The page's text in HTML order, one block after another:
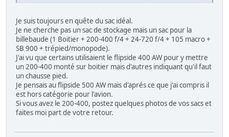
Je suis toujours en quête du sac idéal.
Je ne cherche pas un sac de stockage mais un sac pour la
billebaude (1 Boitier + 200-400 f/4 + 24-720 f/4 + 105 macro +
SB 900 + trépied/monopode).
J'ai vu que certains utilisaient le flipside 400 AW pour y mettre
un 200-400 monté sur boitier mais d'autres indiquant qu'il faut
un chausse pied.
Je pensais au flipside 500 AW mais d'aprés ce que j'ai compris il
est hors catégorie pour l'avion.
Si vous avez le 200-400, postez quelques photos de vos sacs et
faites moi part de votre retour.